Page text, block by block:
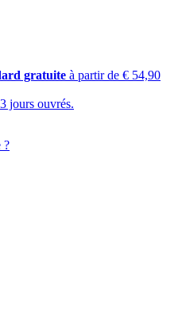
gratuite à partir de € 54,90
jours ouvrés.
?